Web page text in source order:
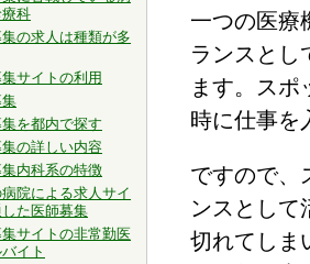
科
の求人は種類が多
サイトの利用
を都内で探す
の詳しい内容
内科系の特徴
院による求人サイ
した医師募集
サイトの非常勤医
イト
一つの医療
ランスとし
ます。ス
時に仕事を
ですので、
ンスとして
切れてしま